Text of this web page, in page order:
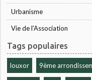
Urbanisme
Vie de l'Association
Tags populaires
louxor 9ème